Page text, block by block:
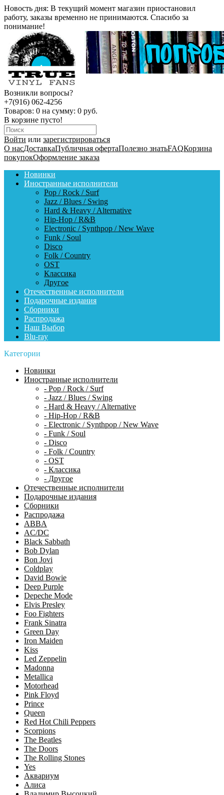
Новость дня: В текущий момент магазин приостановил
работу, заказы временно не принимаются. Спасибо за
понимание!
Возникли вопросы?
+7(916) 062-4256
Товаров: 0 на сумму: 0 руб.
В корзине пусто!
Войти или зарегистрироваться
О насДоставкаПубличная офертаПолезно знатьFAQКорзина
покупокОформление заказа
Новинки
Иностранные исполнители
Pop / Rock / Surf
Jazz / Blues / Swing
Hard & Heavy / Alternative
Hip-Hop / R&B
Electronic / Synthpop / New Wave
Funk / Soul
Disco
Folk / Country
OST
Классика
Другое
Отечественные исполнители
Подарочные издания
Сборники
Распродажа
Наш Выбор
Blu-ray
Категории
Новинки
Иностранные исполнители
- Pop / Rock / Surf
- Jazz / Blues / Swing
- Hard & Heavy / Alternative
- Hip-Hop / R&B
- Electronic / Synthpop / New Wave
- Funk / Soul
- Disco
- Folk / Country
- OST
- Классика
- Другое
Отечественные исполнители
Подарочные издания
Сборники
Распродажа
ABBA
AC/DC
Black Sabbath
Bob Dylan
Bon Jovi
Coldplay
David Bowie
Deep Purple
Depeche Mode
Elvis Presley
Foo Fighters
Frank Sinatra
Green Day
Iron Maiden
Kiss
Led Zeppelin
Madonna
Metallica
Motorhead
Pink Floyd
Prince
Queen
Red Hot Chili Peppers
Scorpions
The Beatles
The Doors
The Rolling Stones
Yes
Аквариум
Алиса